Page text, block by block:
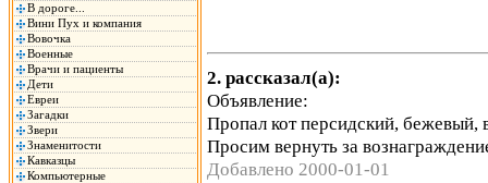
В дороге...
Вини Пух и компания
Вовочка
Военные
Врачи и пациенты
Дети
Евреи
Загадки
Звери
Знаменитости
Кавказцы
Компьютерные
2. рассказал(а):
Объявление:
Пропал кот персидский, бежевый,
Просим вернуть за
Добавлено 2000-01-01